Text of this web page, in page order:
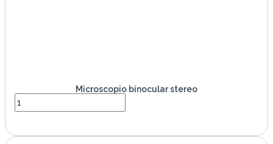
Microscopio binocular stereo